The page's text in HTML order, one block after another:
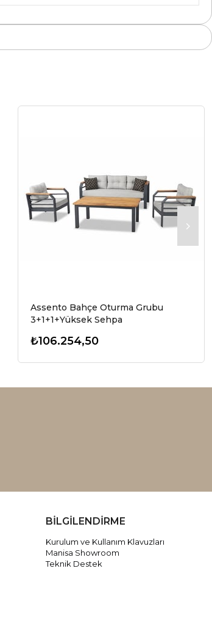
Assento Bahçe Oturma Grubu
3+1+1+Yüksek Sehpa
₺106.254,50
BİLGİLENDİRME
Kurulum ve Kullanım Klavuzları
Manisa Showroom
Teknik Destek